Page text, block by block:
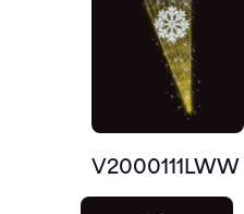
V2000111LWW